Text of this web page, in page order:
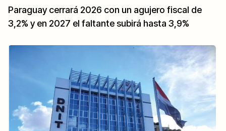
Paraguay cerrará 2026 con un agujero fiscal de
3,2% y en 2027 el faltante subirá hasta 3,9%